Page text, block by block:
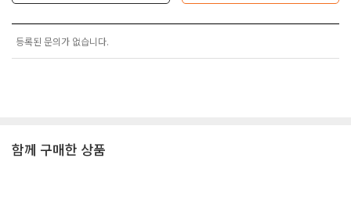
등록된 문의가 없습니다.
함께 구매한 상품